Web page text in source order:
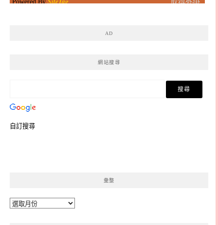
AD
網站搜尋
自訂搜尋
彙整
彙